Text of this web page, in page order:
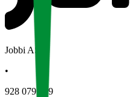
Jobbi AS
•
928 079 139